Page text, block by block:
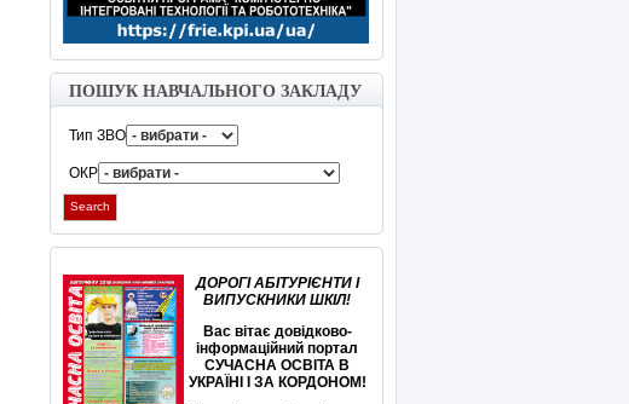
ПОШУК НАВЧАЛЬНОГО ЗАКЛАДУ
Тип ЗВО
ОКР
Search
ДОРОГІ АБІТУРІЄНТИ І
ВИПУСКНИКИ ШКІЛ!
Вас вітає довідково-
інформаційний портал
СУЧАСНА ОСВІТА В
УКРАЇНІ І ЗА КОРДОНОМ!